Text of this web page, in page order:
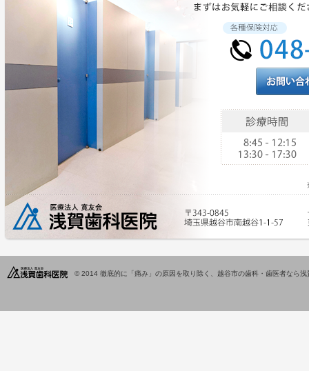
© 2014 徹底的に「痛み」の原因を取り除く、越谷市の歯科・歯医者なら